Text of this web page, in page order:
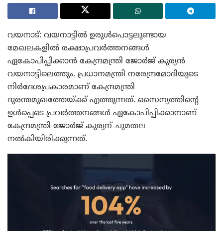
വയനാട്: വയനാട്ടിൽ ഉരുൾപൊട്ടലുണ്ടായ
മേഖലകളിൽ രക്ഷാപ്രവർത്തനങ്ങൾ
ഏകോപിപ്പിക്കാൻ കേന്ദ്രമന്ത്രി ജോർജ് കുര്യൻ
വയനാട്ടിലെത്തും. പ്രധാനമന്ത്രി നരേന്ദ്രമോദിയുടെ
നിർദേശപ്രകാരമാണ് കേന്ദ്രമന്ത്രി
ദുരന്തമുഖത്തേയ്ക്ക് എത്തുന്നത്. സൈന്യത്തിന്റെ
ഉൾപ്പെടെ പ്രവർത്തനങ്ങൾ ഏകോപിപ്പിക്കാനാണ്
കേന്ദ്രമന്ത്രി ജോർജ് കുര്യന് ചുമതല
നൽകിയിരിക്കുന്നത്.